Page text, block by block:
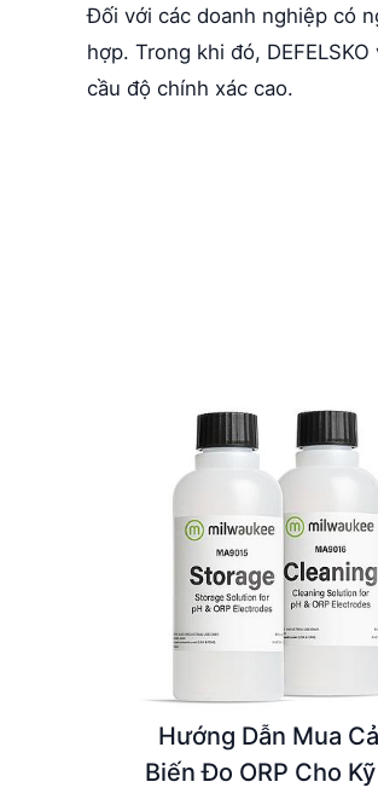
Đối với các doanh nghiệp có
hợp. Trong khi đó,
cầu độ chính xác cao.
Hướng Dẫn Mua
Biến Đo ORP Cho